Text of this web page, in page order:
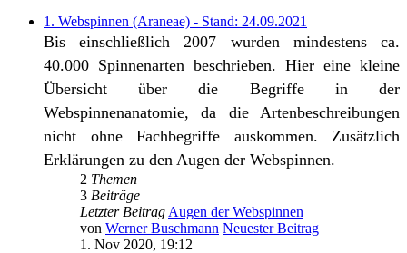
1. Webspinnen (Araneae) - Stand: 24.09.2021
Bis einschließlich 2007 wurden mindestens ca.
40.000 Spinnenarten beschrieben. Hier eine kleine
Übersicht über die Begriffe in der
Webspinnenanatomie, da die Artenbeschreibungen
nicht ohne Fachbegriffe auskommen. Zusätzlich
Erklärungen zu den Augen der Webspinnen.
2 Themen
3 Beiträge
Letzter Beitrag Augen der Webspinnen
von Werner Buschmann Neuester Beitrag
1. Nov 2020, 19:12